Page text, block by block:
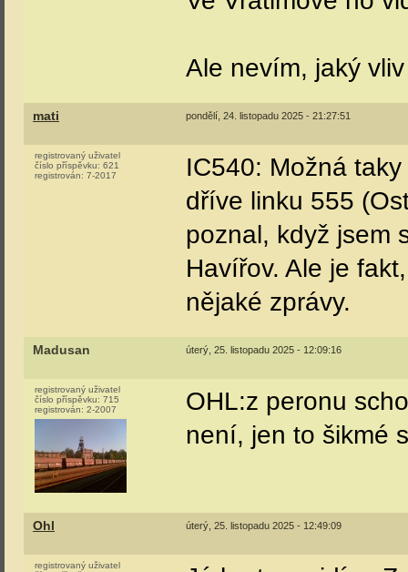
Ale nevím, jaký
mati pondělí, 24. listopadu 2025 - 21:27:51
registrovaný uživatel
číslo příspěvku: 621
registrován: 7-2017
IC540: Možná
dříve linku 555
poznal, když jsem
Havířov. Ale je
nějaké zprávy.
Madusan úterý, 25. listopadu 2025 - 12:09:16
registrovaný uživatel
číslo příspěvku: 715
registrován: 2-2007
OHL:z peronu
není, jen to šikmé
Ohl úterý, 25. listopadu 2025 - 12:49:09
registrovaný uživatel